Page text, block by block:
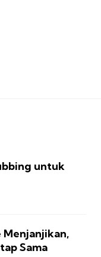
untuk
Menjanjikan,
Sama